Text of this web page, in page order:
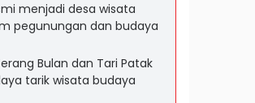
menjadi desa wisata
pegunungan dan budaya
Bulan dan Tari Patak
tarik wisata budaya